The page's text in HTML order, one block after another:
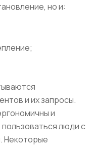
но и:
и их запросы.
и
люди с
Некоторые